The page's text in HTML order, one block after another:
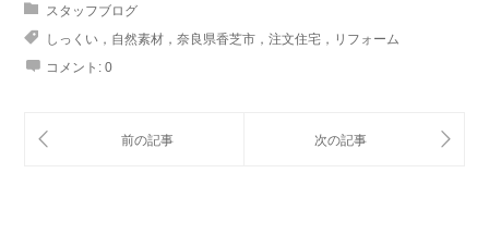
スタッフブログ
しっくい，自然素材，奈良県香芝市，注文住宅，リフォーム
コメント: 0